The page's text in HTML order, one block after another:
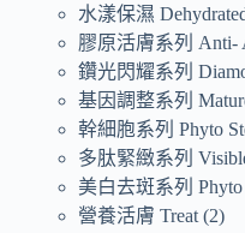
水漾保濕
膠原活膚系列 Anti-
鑽光閃耀系列
基因調整系列
幹細胞系列 Phyto
多肽緊緻系列
美白去斑系列
營養活膚 Treat 2